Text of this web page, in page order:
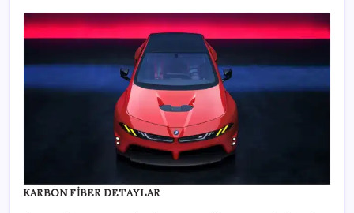
KARBON FİBER DETAYLAR